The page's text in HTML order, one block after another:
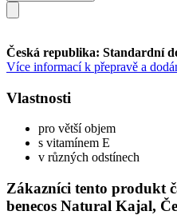
Česká republika: Standardní
Více informací k přepravě a
Vlastnosti
pro větší objem
s vitamínem E
v různých odstínech
Zákazníci tento produkt
benecos Natural Kajal,